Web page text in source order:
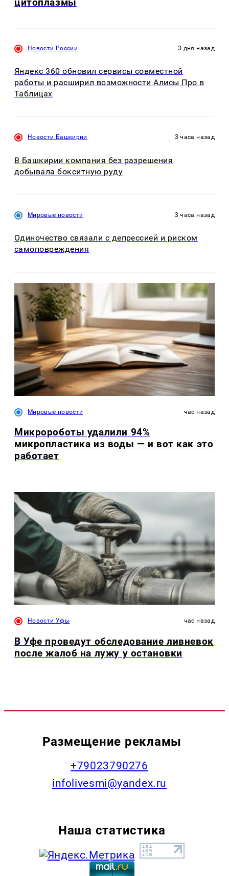
Новости России 3 дня назад
Яндекс 360 обновил сервисы совместной
работы и расширил возможности Алисы Про в
Таблицах
Новости Башкирии 3 часа назад
В Башкирии компания без разрешения
добывала бокситную руду
Мировые новости 3 часа назад
Одиночество связали с депрессией и риском
самоповреждения
Мировые новости час назад
Микророботы удалили 94%
микропластика из воды — и вот как это
работает
Новости Уфы час назад
В Уфе проведут обследование ливневок
после жалоб на лужу у остановки
Размещение рекламы
+79023790276
infolivesmi@yandex.ru
Наша статистика